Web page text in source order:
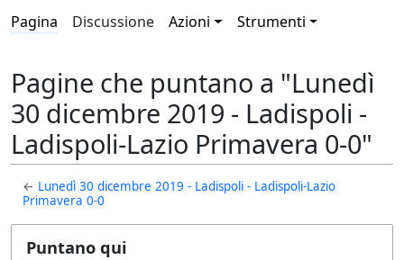
Pagina Discussione Azioni Strumenti
Pagine che puntano a "Lunedì
30 dicembre 2019 - Ladispoli -
Ladispoli-Lazio Primavera 0-0"
← Lunedì 30 dicembre 2019 - Ladispoli - Ladispoli-Lazio
Primavera 0-0
Puntano qui